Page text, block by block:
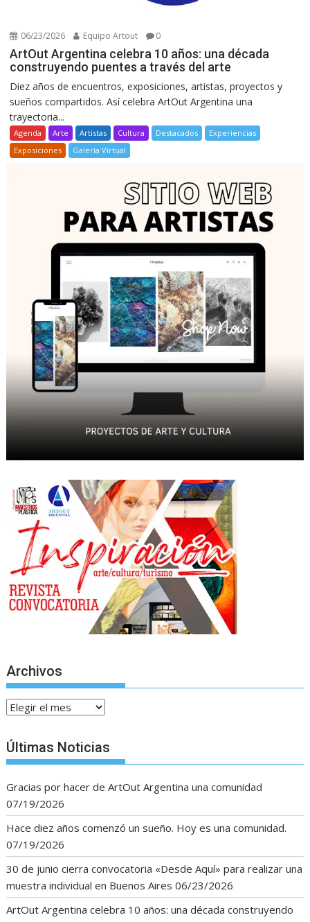
06/23/2026 Equipo Artout 0
ArtOut Argentina celebra 10 años: una década
construyendo puentes a través del arte
Diez años de encuentros, exposiciones, artistas, proyectos y
sueños compartidos. Así celebra ArtOut Argentina una
trayectoria...
Agenda Arte Artistas Cultura Destacados
Experiencias
Exposiciones
Galería Virtual
Archivos
Archivos
Últimas Noticias
Gracias por hacer de ArtOut Argentina una comunidad
07/19/2026
Hace diez años comenzó un sueño. Hoy es una comunidad.
07/19/2026
30 de junio cierra convocatoria «Desde Aquí» para realizar una
muestra individual en Buenos Aires 06/23/2026
ArtOut Argentina celebra 10 años: una década construyendo